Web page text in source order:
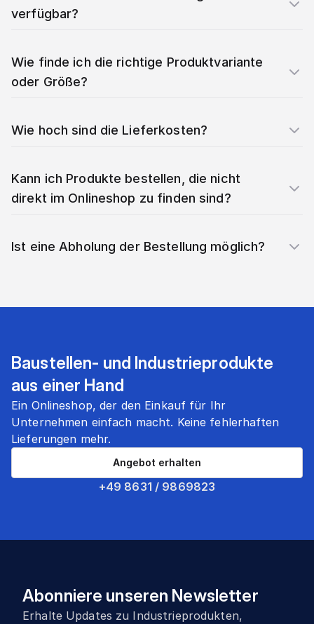
verfügbar?
Wie finde ich die richtige Produktvariante
oder Größe?
Wie hoch sind die Lieferkosten?
Kann ich Produkte bestellen, die nicht
direkt im Onlineshop zu finden sind?
Ist eine Abholung der Bestellung möglich?
Baustellen- und Industrieprodukte
aus einer Hand
Ein Onlineshop, der den Einkauf für Ihr
Unternehmen einfach macht. Keine fehlerhaften
Lieferungen mehr.
+49 8631 / 9869823
Angebot erhalten
Abonniere unseren Newsletter
Erhalte Updates zu Industrieprodukten,